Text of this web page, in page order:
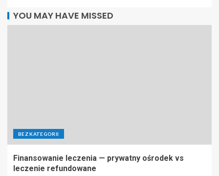
YOU MAY HAVE MISSED
BEZ KATEGORII
Finansowanie leczenia — prywatny ośrodek vs
leczenie refundowane